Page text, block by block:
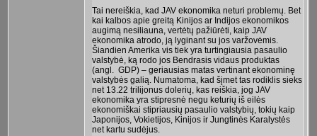
Tai nereiškia, kad JAV ekonomika neturi problemų. Bet
kai kalbos apie greitą Kinijos ar Indijos ekonomikos
augimą nesiliauna, vertėtų pažiūrėti, kaip JAV
ekonomika atrodo, ją lyginant su jos varžovėmis.
Šiandien Amerika vis tiek yra turtingiausia pasaulio
valstybė, ką rodo jos Bendrasis vidaus produktas
(angl. GDP) – geriausias matas vertinant ekonominę
valstybės galią. Numatoma, kad šįmet tas rodiklis sieks
net 13.22 trilijonus dolerių, kas reiškia, jog JAV
ekonomika yra stipresnė negu keturių iš eilės
ekonomiškai stipriausių pasaulio valstybių, tokių kaip
Japonijos, Vokietijos, Kinijos ir Jungtinės Karalystės
net kartu sudėjus.